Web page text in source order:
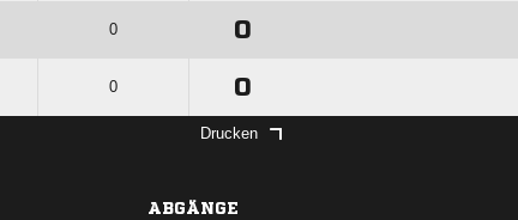
0 0
0 0
Drucken
ABGÄNGE